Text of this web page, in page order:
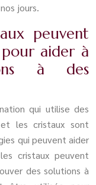
jours.
peuvent
aider à
à des
qui utilise des
les cristaux sont
qui peuvent aider
cristaux peuvent
des solutions à